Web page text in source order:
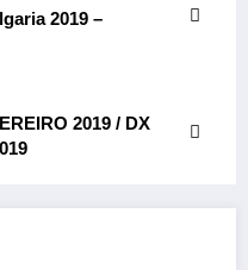
2019 –
2019 / DX